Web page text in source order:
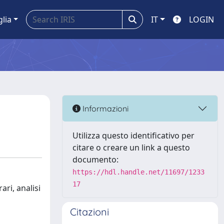
IT LOGIN
analisi
Informazioni
Utilizza questo identificativo per
citare o creare un link a questo
documento:
https://hdl.handle.net/11697/1233
17
Citazioni